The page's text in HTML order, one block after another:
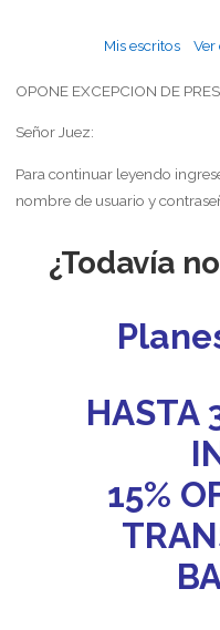
Mis escritos Ver
OPONE EXCEPCION DE
Señor Juez:
Para continuar leyendo
nombre de usuario y
¿Todavía
HASTA
15%